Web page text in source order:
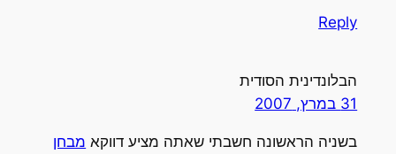
Reply
הבלונדינית הסודית
31 במרץ, 2007
בשניה הראשונה חשבתי שאתה מציע דווקא מבחן